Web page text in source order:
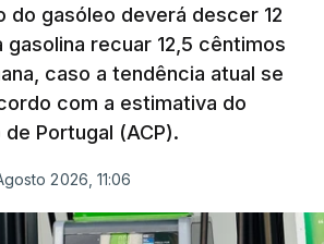
produtos alimentares
internacionalmente, subiu para
julho, face aos 130,3 de junho.
dos alimentos básicos
meses seguintes, à medida
repercutem os seus
do gasóleo deverá descer 12
recuar 12,5 cêntimos
caso a tendência atual se
com a estimativa do
Portugal (ACP).
2026, 11:06